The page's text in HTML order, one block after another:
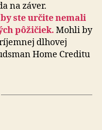
na záver.
ste určite nemali
pôžičiek. Mohli by
dlhovej
Home Creditu